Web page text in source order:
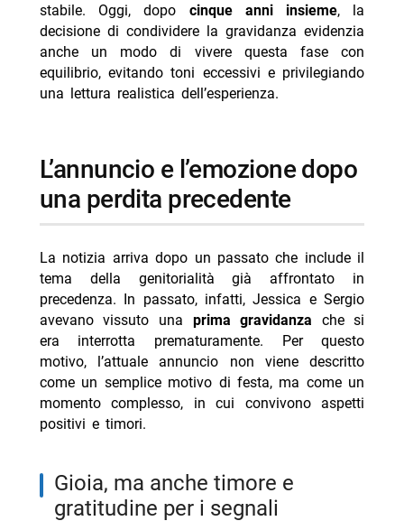
stabile. Oggi, dopo cinque anni insieme, la
decisione di condividere la gravidanza evidenzia
anche un modo di vivere questa fase con
equilibrio, evitando toni eccessivi e privilegiando
una lettura realistica dell’esperienza.
l’annuncio e l’emozione dopo
una perdita precedente
La notizia arriva dopo un passato che include il
tema della genitorialità già affrontato in
precedenza. In passato, infatti, Jessica e Sergio
avevano vissuto una prima gravidanza che si
era interrotta prematuramente. Per questo
motivo, l’attuale annuncio non viene descritto
come un semplice motivo di festa, ma come un
momento complesso, in cui convivono aspetti
positivi e timori.
gioia, ma anche timore e
gratitudine per i segnali